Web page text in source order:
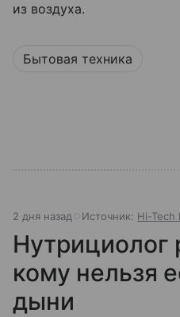
из воздуха.
Бытовая техника
2 дня назад Источник: Hi-Tech
Нутрициолог
кому нельзя
дыни